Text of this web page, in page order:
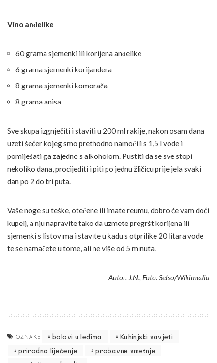
Vino anđelike
60 grama sjemenki ili korijena anđelike
6 grama sjemenki korijandera
8 grama sjemenki komorača
8 grama anisa
Sve skupa izgnječiti i staviti u 200 ml rakije, nakon osam dana
uzeti šećer kojeg smo prethodno namočili s 1,5 l vode i
pomiješati ga zajedno s alkoholom. Pustiti da se sve stopi
nekoliko dana, procijediti i piti po jednu žličicu prije jela svaki
dan po 2 do tri puta.
Vaše noge su teške, otečene ili imate reumu, dobro će vam doći
kupelj, a nju napravite tako da uzmete pregršt korijena ili
sjemenki s listovima i stavite u kadu s otprilike 20 litara vode
te se namačete u tome, ali ne više od 5 minuta.
Autor: J.N., Foto: Selso/Wikimedia
OZNAKE bolovi u leđima
Kuhinjski savjeti
prirodno liječenje
probavne smetnje